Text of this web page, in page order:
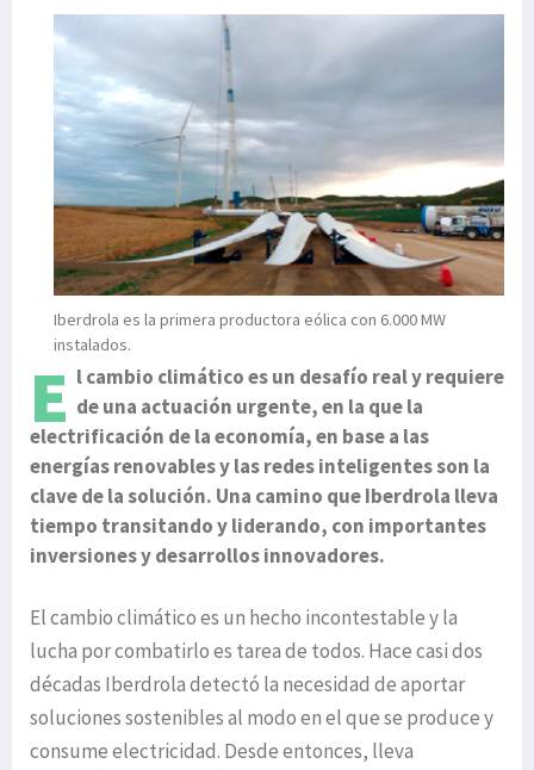
Iberdrola es la primera productora eólica con 6.000 MW
instalados.
E l cambio climático es un desafío real y requiere
de una actuación urgente, en la que la
electrificación de la economía, en base a las
energías renovables y las redes inteligentes son la
clave de la solución. Una camino que Iberdrola lleva
tiempo transitando y liderando, con importantes
inversiones y desarrollos innovadores.
El cambio climático es un hecho incontestable y la
lucha por combatirlo es tarea de todos. Hace casi dos
décadas Iberdrola detectó la necesidad de aportar
soluciones sostenibles al modo en el que se produce y
consume electricidad. Desde entonces, lleva